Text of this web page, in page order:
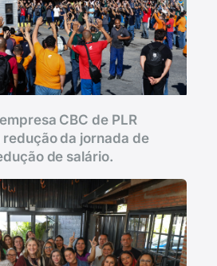
CBC de PLR
da jornada de
de salário.